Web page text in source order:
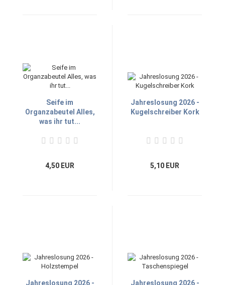
Seife im
Organzabeutel Alles,
was ihr tut...
4,50 EUR
Jahreslosung 2026 -
Kugelschreiber Kork
5,10 EUR
Jahreslosung 2026 -
Jahreslosung 2026 -